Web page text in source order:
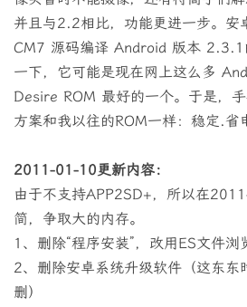
并且与2.2相比，功能更进一步。安
CM7 源码编译 Android 版本 2.3.1
一下，它可能是现在网上这么多
Desire ROM 最好的一个。于是，
方案和我以往的ROM一样：稳定.省
2011-01-10更新内容：
由于不支持APP2SD+，所以在
简，争取大的内存。
1、删除“程序安装”，改用ES文件浏
2、删除安卓系统升级软件（这东东
删）